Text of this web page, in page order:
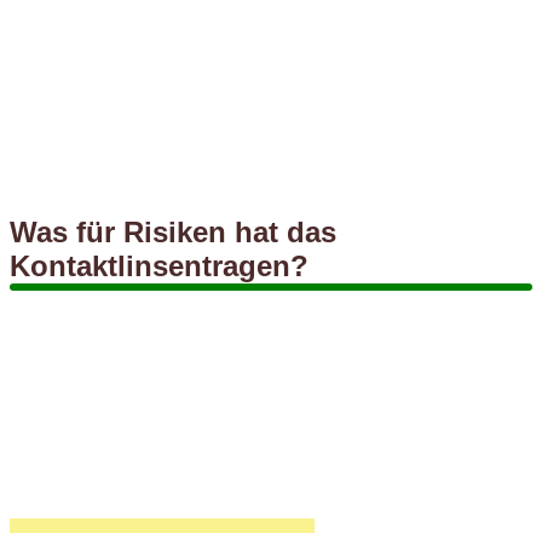
Was für Risiken hat das
Kontaktlinsentragen?